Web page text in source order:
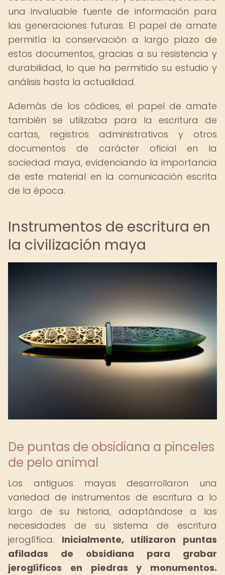
una invaluable fuente de información para
las generaciones futuras. El papel de amate
permitía la conservación a largo plazo de
estos documentos, gracias a su resistencia y
durabilidad, lo que ha permitido su estudio y
análisis hasta la actualidad.
Además de los códices, el papel de amate
también se utilizaba para la escritura de
cartas, registros administrativos y otros
documentos de carácter oficial en la
sociedad maya, evidenciando la importancia
de este material en la comunicación escrita
de la época.
Instrumentos de escritura en
la civilización maya
De puntas de obsidiana a pinceles
de pelo animal
Los antiguos mayas desarrollaron una
variedad de instrumentos de escritura a lo
largo de su historia, adaptándose a las
necesidades de su sistema de escritura
jeroglífica. Inicialmente, utilizaron puntas
afiladas de obsidiana para grabar
jeroglíficos en piedras y monumentos.